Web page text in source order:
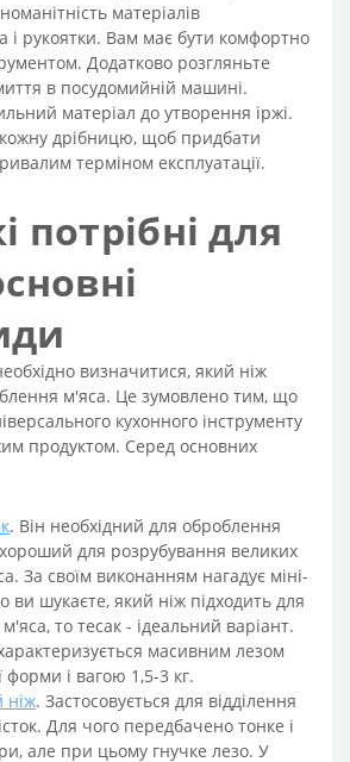
матеріалів
і рукоятки. Вам має бути комфортно
Додатково розгляньте
в посудомийній машині.
матеріал до утворення іржі.
кожну дрібницю, щоб придбати
терміном експлуатації.
потрібні для
визначитися, який ніж
м'яса. Це зумовлено тим, що
кухонного інструменту
продуктом. Серед основних
. Він необхідний для оброблення
для розрубування великих
За своїм виконанням нагадує міні-
ви шукаєте, який ніж підходить для
то тесак - ідеальний варіант.
масивним лезом
форми і вагою 1,5-3 кг.
ніж. Застосовується для відділення
Для чого передбачено тонке і
але при цьому гнучке лезо. У